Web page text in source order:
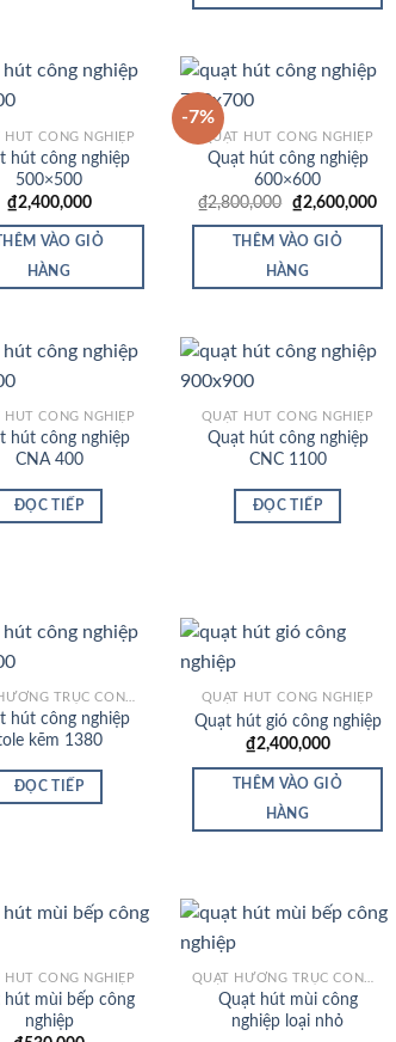
Add to
HÚT CÔNG NGHIỆP
hút công nghiệp
500×500
₫2,400,000
THÊM VÀO GIỎ
HÀNG
-7%
Add to
QUẠT HÚT CÔNG NGHIỆP
Quạt hút công nghiệp
600×600
₫2,800,000 Giá
là:
₫2,800,000.
₫2,600,000Giá
THÊM VÀO GIỎ
HÀNG
Add to
HÚT CÔNG NGHIỆP
hút công nghiệp
CNA 400
ĐỌC TIẾP
Add to
QUẠT HÚT CÔNG NGHIỆP
Quạt hút công nghiệp
CNC 1100
ĐỌC TIẾP
Add to
Wishlist
hút công nghiệp
kẽm 1380
ĐỌC TIẾP
Add to
Wishlist
QUẠT HÚT CÔNG NGHIỆP
Quạt hút gió công nghiệp
₫2,400,000
THÊM VÀO GIỎ
HÀNG
Add to
HÚT CÔNG NGHIỆP
hút mùi bếp công
nghiệp
Add to
Wishlist
Quạt hút mùi công
nghiệp loại nhỏ